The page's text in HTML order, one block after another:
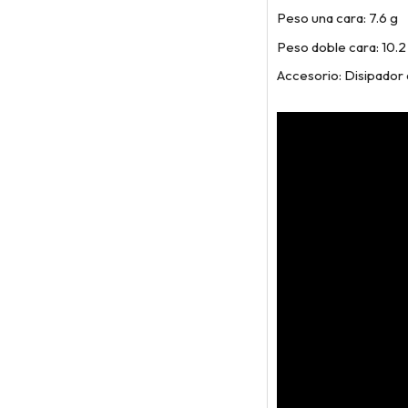
Peso una cara: 7.6 g
Peso doble cara:
Accesorio: Disipador